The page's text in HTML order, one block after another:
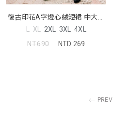
復古印花A字燈心絨短裙 中大尺
碼裙子
L XL 2XL 3XL 4XL
NT.690
NTD.269
PREV